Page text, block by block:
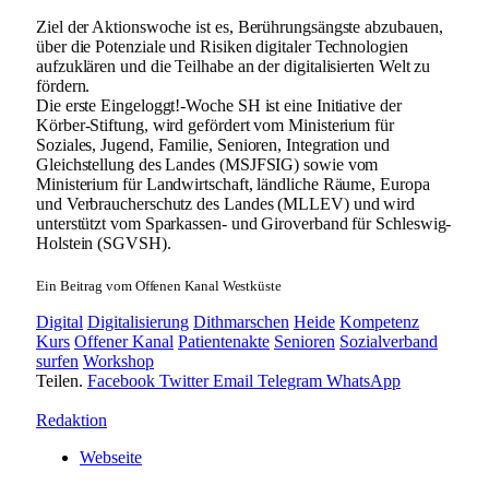
Ziel der Aktionswoche ist es, Berührungsängste abzubauen,
über die Potenziale und Risiken digitaler Technologien
aufzuklären und die Teilhabe an der digitalisierten Welt zu
fördern.
Die erste Eingeloggt!-Woche SH ist eine Initiative der
Körber-Stiftung, wird gefördert vom Ministerium für
Soziales, Jugend, Familie, Senioren, Integration und
Gleichstellung des Landes (MSJFSIG) sowie vom
Ministerium für Landwirtschaft, ländliche Räume, Europa
und Verbraucherschutz des Landes (MLLEV) und wird
unterstützt vom Sparkassen- und Giroverband für Schleswig-
Holstein (SGVSH).
Ein Beitrag vom Offenen Kanal Westküste
Digital Digitalisierung Dithmarschen Heide Kompetenz
Kurs Offener Kanal Patientenakte Senioren Sozialverband
surfen Workshop
Teilen. Facebook Twitter Email Telegram WhatsApp
Redaktion
Webseite